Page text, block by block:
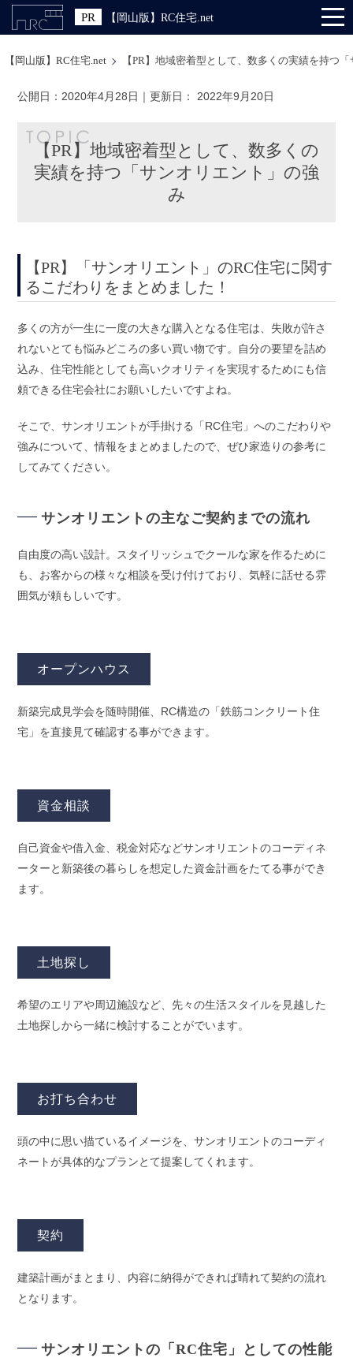
【岡山版】RC住宅.net
【岡山版】RC住宅.net 【PR】地域密着型として、数多くの実績を持つ
公開日： 2020年4月28日 ｜更新日： 2022年9月20日
【PR】地域密着型として、数多くの
実績を持つ「サンオリエント」の強
み
【PR】「サンオリエント」のRC住宅に関す
るこだわりをまとめました！
多くの方が一生に一度の大きな購入となる住宅は、失敗が許さ
れないとても悩みどころの多い買い物です。自分の要望を詰め
込み、住宅性能としても高いクオリティを実現するためにも信
頼できる住宅会社にお願いしたいですよね。
そこで、サンオリエントが手掛ける「RC住宅」へのこだわりや
強みについて、情報をまとめましたので、ぜひ家造りの参考に
してみてください。
サンオリエントの主なご契約までの流れ
自由度の高い設計。スタイリッシュでクールな家を作るために
も、お客からの様々な相談を受け付けており、気軽に話せる雰
囲気が頼もしいです。
オープンハウス
新築完成見学会を随時開催、RC構造の「鉄筋コンクリート住
宅」を直接見て確認する事ができます。
資金相談
自己資金や借入金、税金対応などサンオリエントのコーディネ
ーターと新築後の暮らしを想定した資金計画をたてる事ができ
ます。
土地探し
希望のエリアや周辺施設など、先々の生活スタイルを見越した
土地探しから一緒に検討することがでいます。
お打ち合わせ
頭の中に思い描ているイメージを、サンオリエントのコーディ
ネートが具体的なプランとて提案してくれます。
契約
建築計画がまとまり、内容に納得ができれば晴れて契約の流れ
となります。
サンオリエントの「RC住宅」としての性能